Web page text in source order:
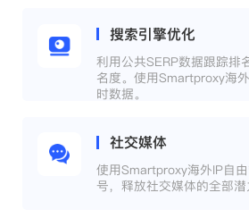
搜索引擎优化
利用公共SERP数据跟踪排
名度。使用Smartproxy海
时数据。
社交媒体
使用Smartproxy海外IP自
号，释放社交媒体的全部潜